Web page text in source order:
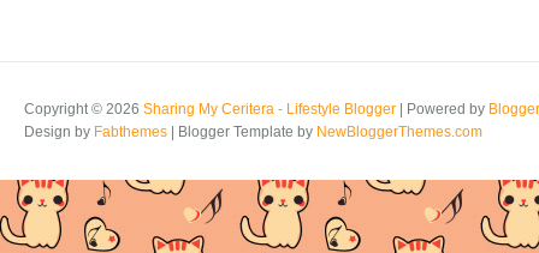
Copyright © 2026 Sharing My Ceritera - Lifestyle Blogger | Powered by Blogger
Design by Fabthemes | Blogger Template by NewBloggerThemes.com